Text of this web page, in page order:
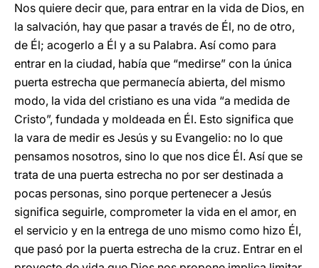
Nos quiere decir que, para entrar en la vida de Dios, en
la salvación, hay que pasar a través de Él, no de otro,
de Él; acogerlo a Él y a su Palabra. Así como para
entrar en la ciudad, había que “medirse” con la única
puerta estrecha que permanecía abierta, del mismo
modo, la vida del cristiano es una vida “a medida de
Cristo”, fundada y moldeada en Él. Esto significa que
la vara de medir es Jesús y su Evangelio: no lo que
pensamos nosotros, sino lo que nos dice Él. Así que se
trata de una puerta estrecha no por ser destinada a
pocas personas, sino porque pertenecer a Jesús
significa seguirle, comprometer la vida en el amor, en
el servicio y en la entrega de uno mismo como hizo Él,
que pasó por la puerta estrecha de la cruz. Entrar en el